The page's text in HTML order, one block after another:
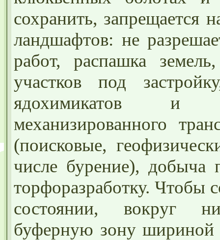
сохранить, запрещается
ландшафтов: не
работ, распашка
участков под
ядохимикатов и
механизированного
(поисковые,
числе бурение), добыча
торфоразработку. Чтобы
состоянии, вокруг
буферную зону шириной